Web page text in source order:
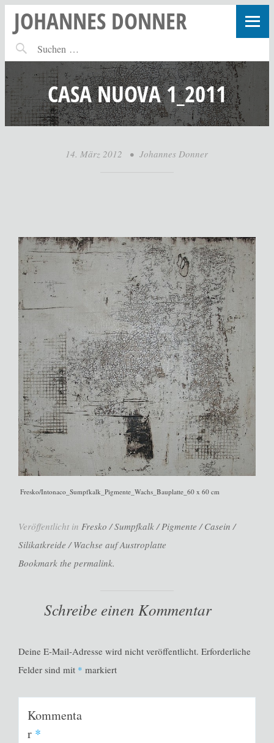
JOHANNES DONNER
CASA NUOVA 1_2011
14. März 2012 • Johannes Donner
Fresko/Intonaco_Sumpfkalk_Pigmente_Wachs_Bauplatte_60 x 60 cm
Veröffentlicht in Fresko / Sumpfkalk / Pigmente / Casein /
Silikatkreide / Wachse auf Austroplatte
Bookmark the permalink.
Schreibe einen Kommentar
Deine E-Mail-Adresse wird nicht veröffentlicht. Erforderliche
Felder sind mit * markiert
Kommenta
r *